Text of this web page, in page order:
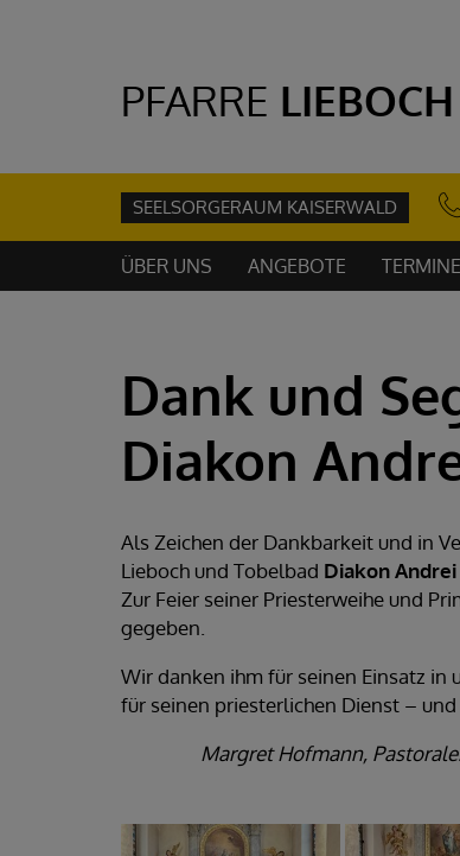
PFARRE LIEBOCH
SEELSORGERAUM KAISERWALD
ÜBER UNS ANGEBOTE TERMINE
Dank und
Diakon
Als Zeichen der Dankbarkeit und in
Lieboch und Tobelbad Diakon
Zur Feier seiner Priesterweihe und
gegeben.
Wir danken ihm für seinen Einsatz in
für seinen priesterlichen Dienst –
Margret Hofmann,